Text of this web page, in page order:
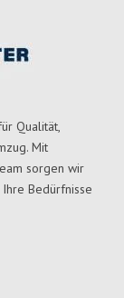
Qualität,
Mit
sorgen wir
Bedürfnisse